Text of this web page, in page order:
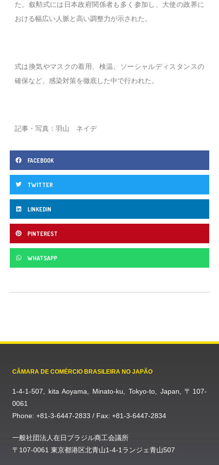
た。叙勲式には日本政府関係者も多く参加し、大使の政界に
おける幅広い人脈と高い調整力が示された。
式は換気やマスクの着用、検温、ソーシャルディスタンスの
確保など、感染対策を徹底した中で行われた。
記事・写真：羽山 ネイデ
FACEBOOK
TWITTER
LINKEDIN
PINTEREST
WHATSAPP
CÂMARA DE COMÉRCIO BRASILEIRA NO JAPÃO
1-4-1-507, kita Aoyama, Minato-ku, Tokyo-to, Japan, 〒107-
0061
Phone: +81-3-6447-2833 / Fax: +81-3-6447-2834
一般社団法人在日ブラジル商工会議所
〒107-0061 東京都港区北青山1-4-1ランジェ青山507